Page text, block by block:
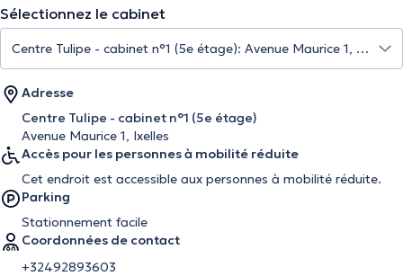
Sélectionnez le cabinet
Adresse
Centre Tulipe - cabinet n°1 (5e étage)
Avenue Maurice 1, Ixelles
Accès pour les personnes à mobilité réduite
Cet endroit est accessible aux personnes à mobilité réduite.
Parking
Stationnement facile
Coordonnées de contact
+32492893603